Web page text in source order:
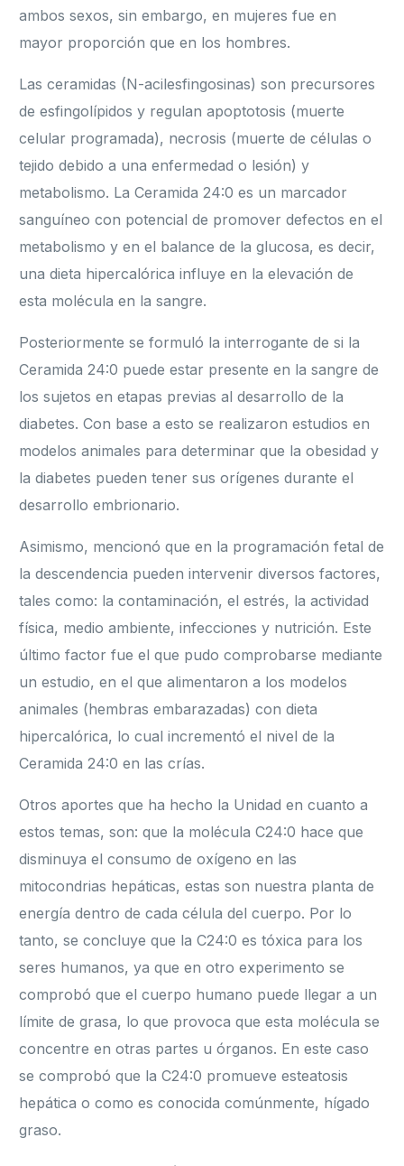
ambos sexos, sin embargo, en mujeres fue en
mayor proporción que en los hombres.
Las ceramidas (N-acilesfingosinas) son precursores
de esfingolípidos y regulan apoptotosis (muerte
celular programada), necrosis (muerte de células o
tejido debido a una enfermedad o lesión) y
metabolismo. La Ceramida 24:0 es un marcador
sanguíneo con potencial de promover defectos en el
metabolismo y en el balance de la glucosa, es decir,
una dieta hipercalórica influye en la elevación de
esta molécula en la sangre.
Posteriormente se formuló la interrogante de si la
Ceramida 24:0 puede estar presente en la sangre de
los sujetos en etapas previas al desarrollo de la
diabetes. Con base a esto se realizaron estudios en
modelos animales para determinar que la obesidad y
la diabetes pueden tener sus orígenes durante el
desarrollo embrionario.
Asimismo, mencionó que en la programación fetal de
la descendencia pueden intervenir diversos factores,
tales como: la contaminación, el estrés, la actividad
física, medio ambiente, infecciones y nutrición. Este
último factor fue el que pudo comprobarse mediante
un estudio, en el que alimentaron a los modelos
animales (hembras embarazadas) con dieta
hipercalórica, lo cual incrementó el nivel de la
Ceramida 24:0 en las crías.
Otros aportes que ha hecho la Unidad en cuanto a
estos temas, son: que la molécula C24:0 hace que
disminuya el consumo de oxígeno en las
mitocondrias hepáticas, estas son nuestra planta de
energía dentro de cada célula del cuerpo. Por lo
tanto, se concluye que la C24:0 es tóxica para los
seres humanos, ya que en otro experimento se
comprobó que el cuerpo humano puede llegar a un
límite de grasa, lo que provoca que esta molécula se
concentre en otras partes u órganos. En este caso
se comprobó que la C24:0 promueve esteatosis
hepática o como es conocida comúnmente, hígado
graso.